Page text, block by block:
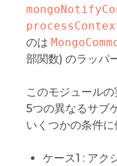
のは
部関数) のラッパ
このモジュール
5つの異なるサブ
いくつかの条件
ケース1 : アク